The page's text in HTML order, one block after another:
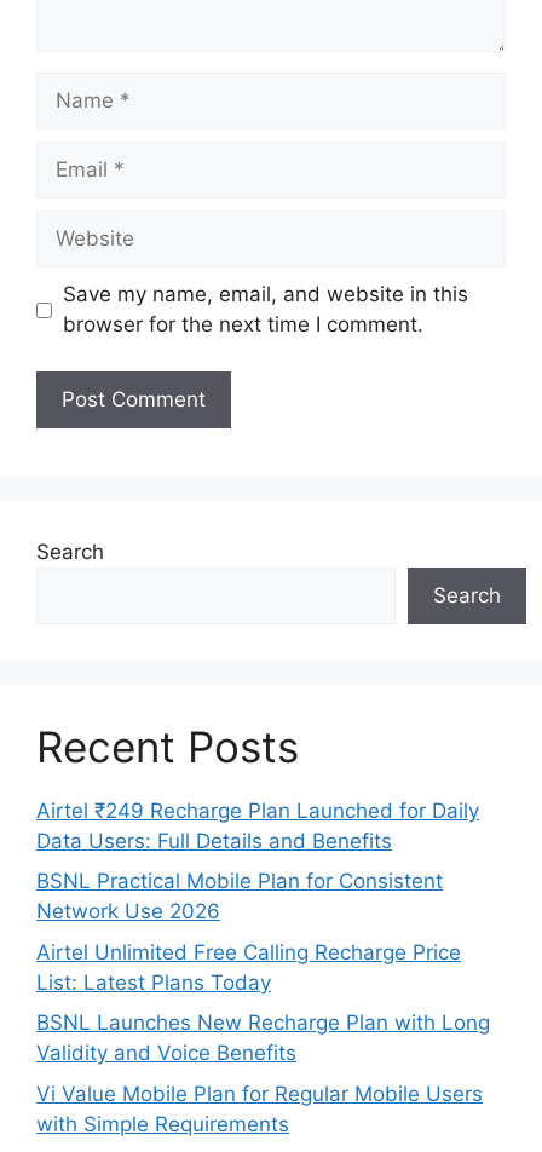
Name
Email
Website
Save my name, email, and website in this
browser for the next time I comment.
Search
Search
Recent Posts
Airtel ₹249 Recharge Plan Launched for Daily
Data Users: Full Details and Benefits
BSNL Practical Mobile Plan for Consistent
Network Use 2026
Airtel Unlimited Free Calling Recharge Price
List: Latest Plans Today
BSNL Launches New Recharge Plan with Long
Validity and Voice Benefits
Vi Value Mobile Plan for Regular Mobile Users
with Simple Requirements